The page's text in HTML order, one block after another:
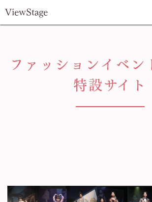
ViewStage
ファッションイベン
特設サイト